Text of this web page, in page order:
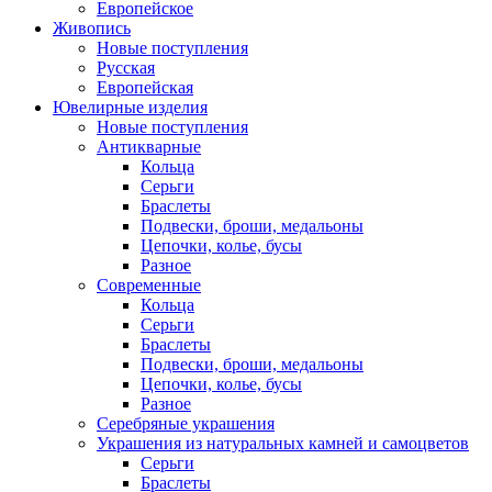
Европейское
Живопись
Новые поступления
Русская
Европейская
Ювелирные изделия
Новые поступления
Антикварные
Кольца
Серьги
Браслеты
Подвески, броши, медальоны
Цепочки, колье, бусы
Разное
Современные
Кольца
Серьги
Браслеты
Подвески, броши, медальоны
Цепочки, колье, бусы
Разное
Серебряные украшения
Украшения из натуральных камней и самоцветов
Серьги
Браслеты